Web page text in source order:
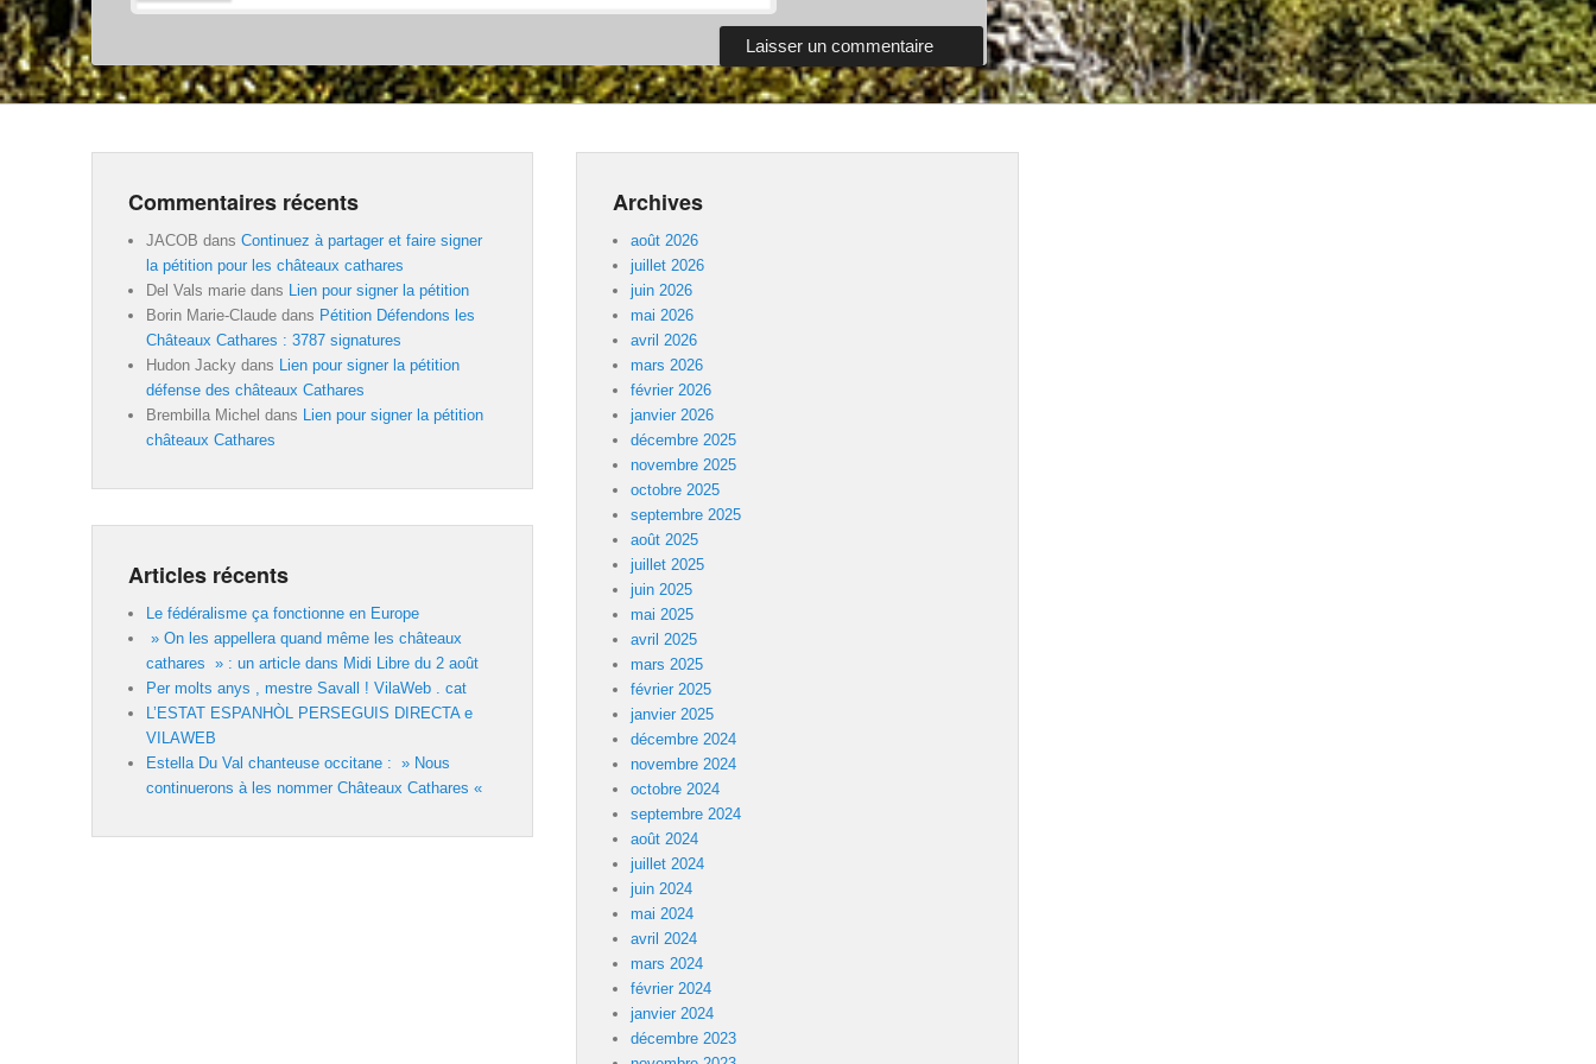
Commentaires récents
JACOB dans Continuez à partager et faire signer
la pétition pour les châteaux cathares
Del Vals marie dans
Lien pour signer la pétition
Borin Marie-Claude dans Pétition Défendons les
Châteaux Cathares : 3787 signatures
Hudon Jacky dans
Lien pour signer la pétition
défense des châteaux Cathares
Brembilla Michel dans
Lien pour signer la pétition
châteaux Cathares
Articles récents
Le fédéralisme ça fonctionne en Europe
» On les appellera quand même les châteaux
cathares » : un article dans Midi Libre du 2 août
Per molts anys , mestre Savall ! VilaWeb . cat
L’ESTAT ESPANHÒL PERSEGUIS DIRECTA e
VILAWEB
Estella Du Val chanteuse occitane : » Nous
continuerons à les nommer Châteaux Cathares «
Archives
août 2026
juillet 2026
juin 2026
mai 2026
avril 2026
mars 2026
février 2026
janvier 2026
décembre 2025
novembre 2025
octobre 2025
septembre 2025
août 2025
juillet 2025
juin 2025
mai 2025
avril 2025
mars 2025
février 2025
janvier 2025
décembre 2024
novembre 2024
octobre 2024
septembre 2024
août 2024
juillet 2024
juin 2024
mai 2024
avril 2024
mars 2024
février 2024
janvier 2024
décembre 2023